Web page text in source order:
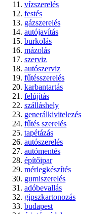
vízszerelés
festés
gázszerelés
autójavítás
burkolás
mázolás
szerviz
autószerviz
fűtésszerelés
karbantartás
felújítás
szálláshely
generálkivitelezés
fűtés szerelés
tapétázás
autószerelés
autómentés
építőipar
mérlegkészítés
gumiszerelés
adóbevallás
gipszkartonozás
budapest